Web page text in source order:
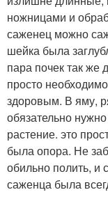
ножницами и
саженец можно
шейка была
пара почек так же
просто
здоровым. В яму,
обязательно
растение. это
была опора. Не
обильно полить, и
саженца была